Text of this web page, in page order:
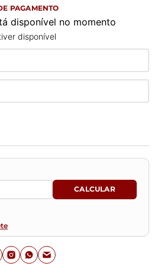
PAGAMENTO
disponível no momento
disponível